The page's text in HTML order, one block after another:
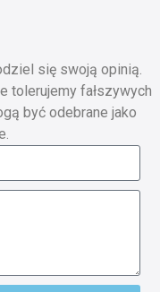
się swoją opinią.
tolerujemy fałszywych
być odebrane jako